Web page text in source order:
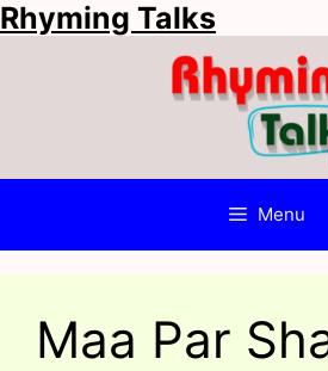
Skip
to
Rhyming Talks
Menu
Maa Par